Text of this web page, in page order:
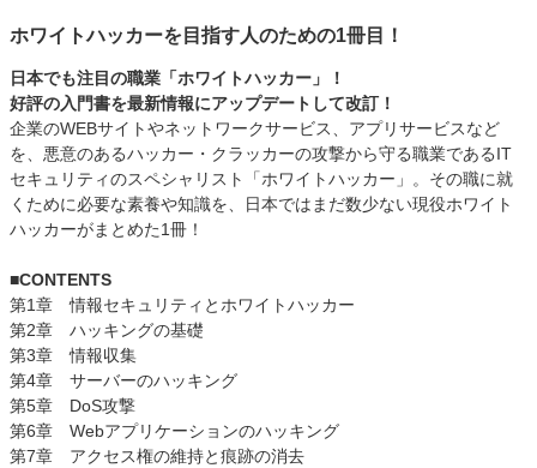
ホワイトハッカーを目指す人のための1冊目！
日本でも注目の職業「ホワイトハッカー」！
好評の入門書を最新情報にアップデートして改訂！
企業のWEBサイトやネットワークサービス、アプリサービスなど
を、悪意のあるハッカー・クラッカーの攻撃から守る職業であるIT
セキュリティのスペシャリスト「ホワイトハッカー」。その職に就
くために必要な素養や知識を、日本ではまだ数少ない現役ホワイト
ハッカーがまとめた1冊！
■CONTENTS
第1章 情報セキュリティとホワイトハッカー
第2章 ハッキングの基礎
第3章 情報収集
第4章 サーバーのハッキング
第5章 DoS攻撃
第6章 Webアプリケーションのハッキング
第7章 アクセス権の維持と痕跡の消去